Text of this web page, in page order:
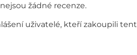
žádné recenze.
uživatelé, kteří zakoupili